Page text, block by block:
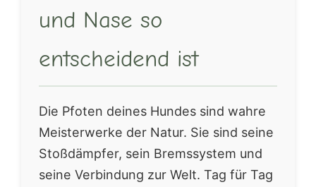
und Nase so
entscheidend ist
Die Pfoten deines Hundes sind wahre
Meisterwerke der Natur. Sie sind seine
Stoßdämpfer, sein Bremssystem und
seine Verbindung zur Welt. Tag für Tag